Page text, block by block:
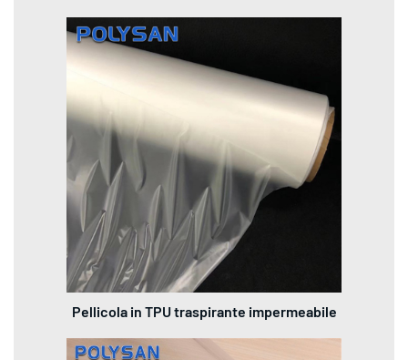
Pellicola in TPU traspirante impermeabile